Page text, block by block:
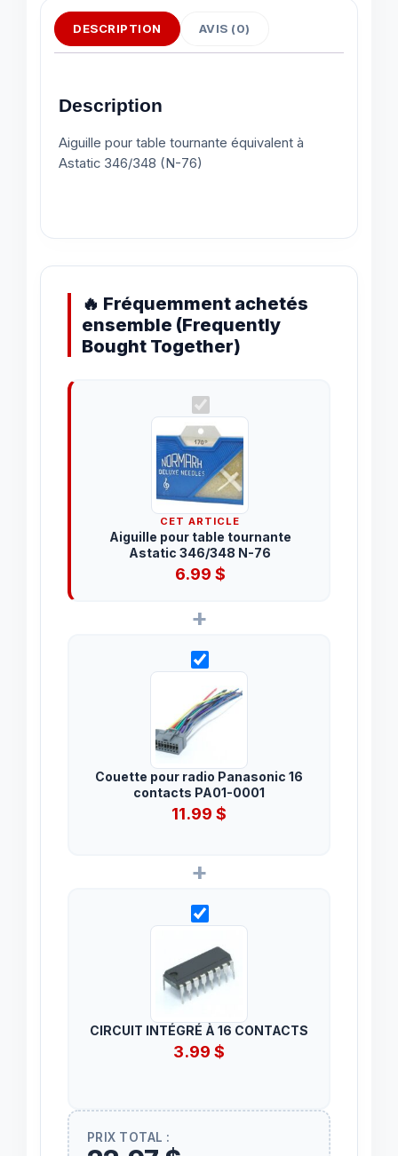
DESCRIPTION AVIS (0)
Description
Aiguille pour table tournante équivalent à
Astatic 346/348 (N-76)
🔥 Fréquemment achetés
ensemble (Frequently
Bought Together)
CET ARTICLE
Aiguille pour table tournante
Astatic 346/348 N-76
6.99 $
+
Couette pour radio Panasonic 16
contacts PA01-0001
11.99 $
+
CIRCUIT INTÉGRÉ À 16 CONTACTS
3.99 $
PRIX TOTAL :